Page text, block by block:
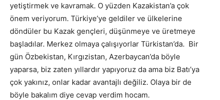
yetiştirmek ve kavramak. O yüzden Kazakistan’a çok
önem veriyorum. Türkiye’ye geldiler ve ülkelerine
döndüler bu Kazak gençleri, düşünmeye ve üretmeye
başladılar. Merkez olmaya çalışıyorlar Türkistan’da. Bir
gün Özbekistan, Kırgızistan, Azerbaycan’da böyle
yaparsa, biz zaten yıllardır yapıyoruz da ama biz Batı’ya
çok yakınız, onlar kadar avantajlı değiliz. Olaya bir de
böyle bakalım diye cevap verdim hocam.